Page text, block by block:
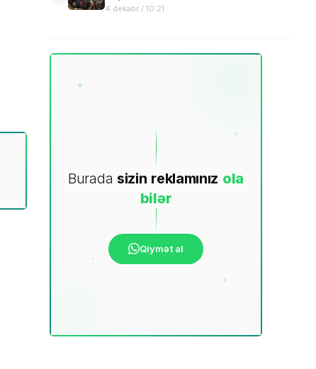
4 dekabr / 10:21
Burada sizin reklamınız ola
bilər
Qiymət al